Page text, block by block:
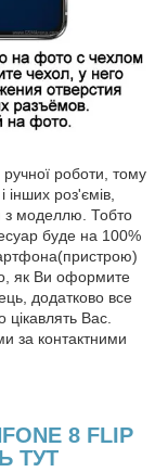
роботи, тому
інших роз'ємів,
з моделлю. Тобто
буде на 100%
як Ви оформите
додатково все
цікавлять Вас.
за контактними
8 FLIP
ТУТ